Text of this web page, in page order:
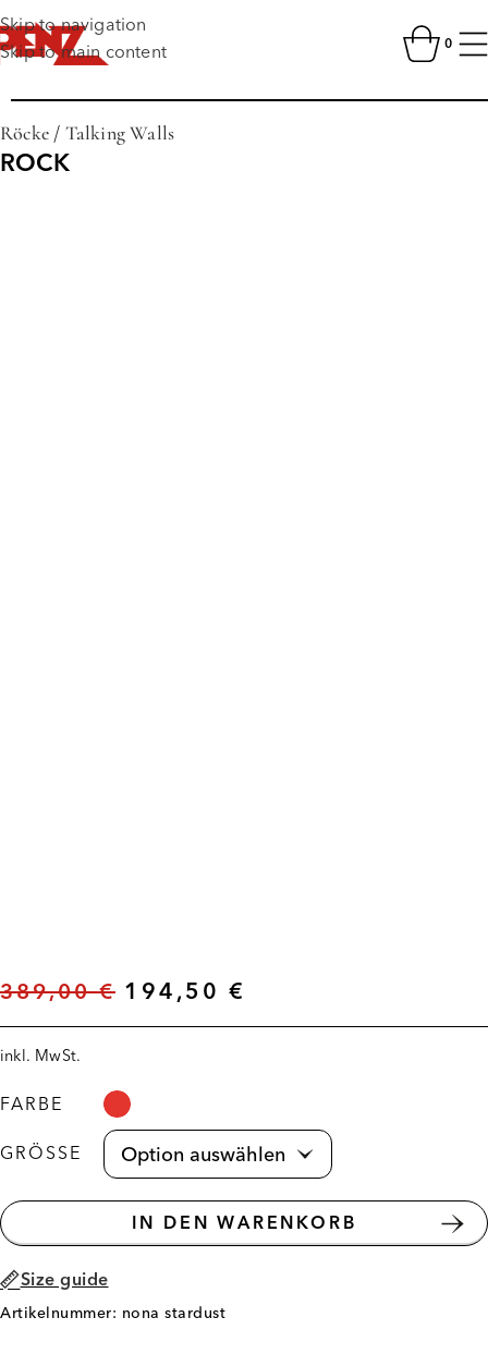
Skip to navigation
Skip to main content
0
Röcke / Talking Walls
ROCK
389,00€ 194,50 €
inkl. MwSt.
FARBE
GRÖSSE
IN DEN WARENKORB
Size guide
Artikelnummer: nona stardust